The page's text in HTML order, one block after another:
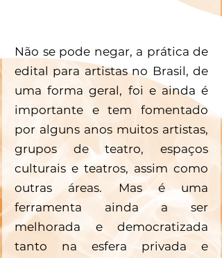
Não se pode negar, a prática de
edital para artistas no Brasil, de
uma forma geral, foi e ainda é
importante e tem fomentado
por alguns anos muitos artistas,
grupos de teatro, espaços
culturais e teatros, assim como
outras áreas. Mas é uma
ferramenta ainda a ser
melhorada e democratizada
tanto na esfera privada e